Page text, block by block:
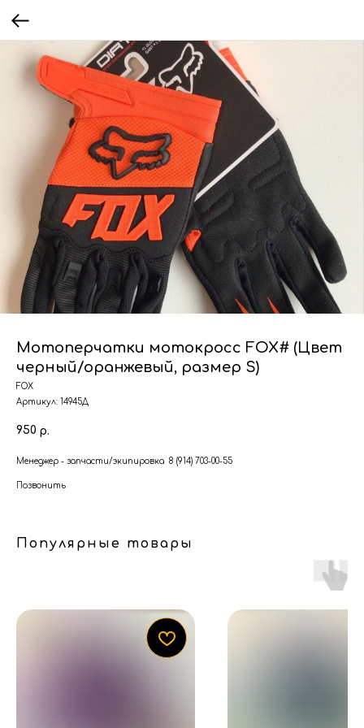
Мотоперчатки мотокросс FOX# (Цвет
черный/оранжевый, размер S)
FOX
Артикул: 14945Д
950 р.
Менеджер - запчасти/экипировка 8 (914) 703-00-55
Позвонить
Популярные товары